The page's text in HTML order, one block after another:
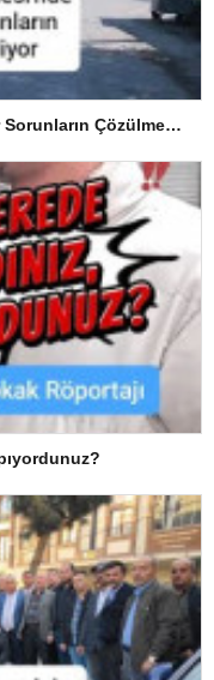
Hacımaşlı Mahallesi’nde Vatandaşlar Sorunların Çözülmesini Bekliyor